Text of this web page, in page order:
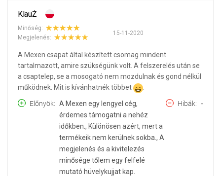
KlauŻ
15-11-2020
Minőség:
Megjelenés:
A Mexen csapat által készített csomag mindent
tartalmazott, amire szükségünk volt. A felszerelés után se
a csaptelep, se a mosogató nem mozdulnak és gond nélkül
működnek. Mit is kívánhatnék többet
.
Előnyök
A Mexen egy lengyel cég,
érdemes támogatni a nehéz
időkben., Különösen azért, mert a
termékeik nem kerülnek sokba., A
megjelenés és a kivitelezés
minősége tőlem egy felfelé
mutató hüvelykujjat kap.
Hibák -